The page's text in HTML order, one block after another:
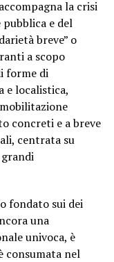
la crisi
e del
breve” o
a scopo
forme di
e localistica,
concreti e a breve
centrata su
fondato sui dei
una
univoca, è
consumata nel